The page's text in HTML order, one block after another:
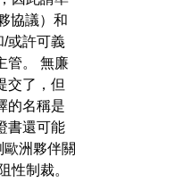
協議）和
/或許可義
管。 無廉
交了，但
的名稱是
書還可能
洲夥伴關
性制裁。